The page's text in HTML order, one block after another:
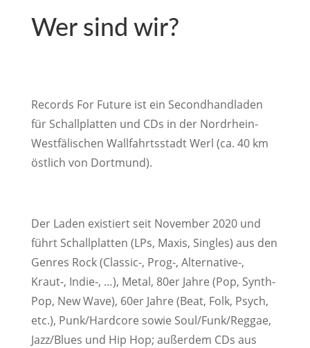
Wer sind wir?
Records For Future ist ein Secondhandladen
für Schallplatten und CDs in der Nordrhein-
Westfälischen Wallfahrtsstadt Werl (ca. 40 km
östlich von Dortmund).
Der Laden existiert seit November 2020 und
führt Schallplatten (LPs, Maxis, Singles) aus den
Genres Rock (Classic-, Prog-, Alternative-,
Kraut-, Indie-, …), Metal, 80er Jahre (Pop, Synth-
Pop, New Wave), 60er Jahre (Beat, Folk, Psych,
etc.), Punk/Hardcore sowie Soul/Funk/Reggae,
Jazz/Blues und Hip Hop; außerdem CDs aus